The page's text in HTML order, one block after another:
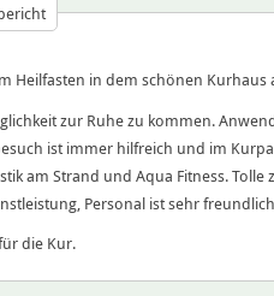
Heilfasten in dem schönen Kurhaus
zur Ruhe zu kommen.
ist immer hilfreich und im
am Strand und Aqua Fitness.
Personal ist sehr
die Kur.